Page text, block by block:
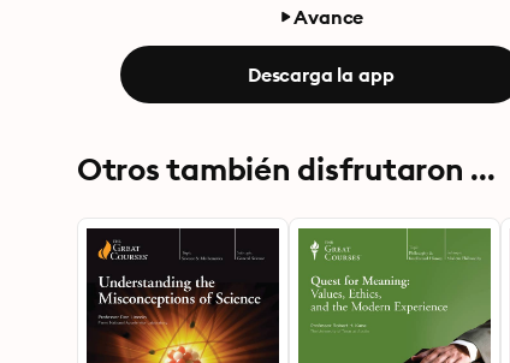
Avance
Descarga la app
Otros también disfrutaron ...